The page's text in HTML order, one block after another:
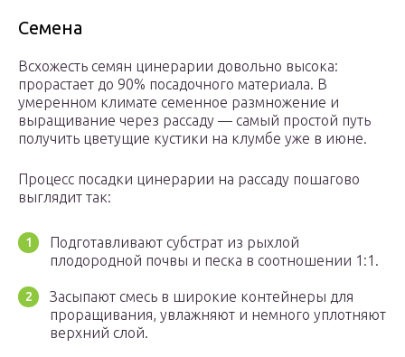
Семена
Всхожесть семян цинерарии довольно высока:
прорастает до 90% посадочного материала. В
умеренном климате семенное размножение и
выращивание через рассаду — самый простой путь
получить цветущие кустики на клумбе уже в июне.
Процесс посадки цинерарии на рассаду пошагово
выглядит так:
Подготавливают субстрат из рыхлой
плодородной почвы и песка в соотношении 1:1.
Засыпают смесь в широкие контейнеры для
проращивания, увлажняют и немного уплотняют
верхний слой.